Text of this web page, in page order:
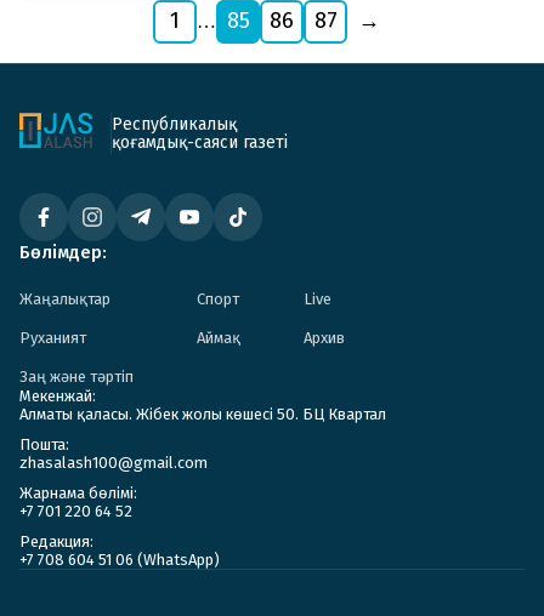
1 … 85 86 87 →
Республикалық
қоғамдық-саяси газеті
Бөлімдер:
Жаңалықтар Спорт Live
Руханият Аймақ Архив
Заң және тәртіп
Мекенжай:
Алматы қаласы. Жібек жолы көшесі 50. БЦ Квартал
Пошта:
zhasalash100@gmail.com
Жарнама бөлімі:
+7 701 220 64 52
Редакция:
+7 708 604 51 06 (WhatsApp)